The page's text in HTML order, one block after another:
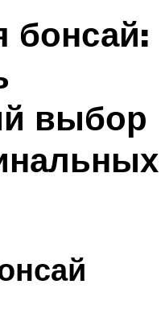
бонсай:
выбор